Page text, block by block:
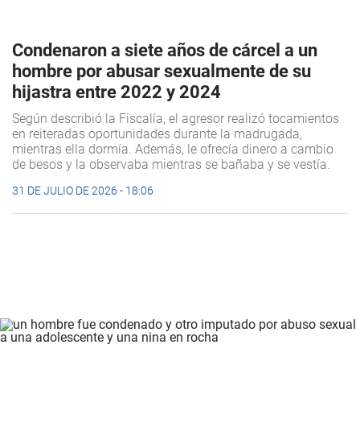
Condenaron a siete años de cárcel a un
hombre por abusar sexualmente de su
hijastra entre 2022 y 2024
Según describió la Fiscalía, el agresor realizó tocamientos
en reiteradas oportunidades durante la madrugada,
mientras ella dormía. Además, le ofrecía dinero a cambio
de besos y la observaba mientras se bañaba y se vestía.
31 DE JULIO DE 2026 - 18:06